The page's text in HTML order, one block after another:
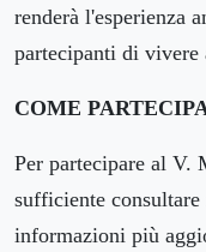
renderà l'esperienza
partecipanti di vivere
COME
Per partecipare al V.
sufficiente
informazioni più